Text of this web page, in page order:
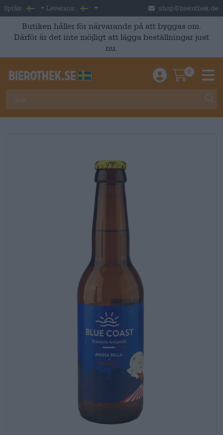
Skip to main content
Språk: Swedish
Leverans: Sverige shop@bierothek.de
Butiken håller för närvarande på att byggas om.
Därför är det inte möjligt att lägga beställningar just
nu.
Einloggen /
0